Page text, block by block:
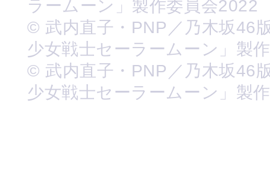
ラームーン」製作委員会2022
© 武内直子・PNP／乃木坂46
少女戦士セーラームーン」製
© 武内直子・PNP／乃木坂46
少女戦士セーラームーン」製